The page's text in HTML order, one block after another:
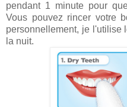
pendant 1 minute pour
Vous pouvez rincer votre
personnellement, je l'utilise
la nuit.